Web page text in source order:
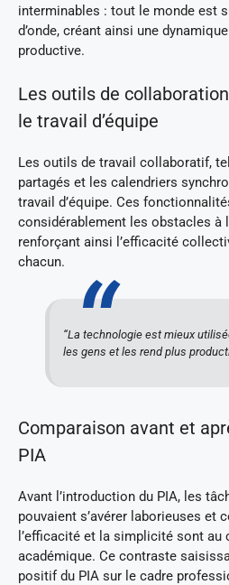
interminables : tout le monde est
d’onde, créant ainsi une
productive.
Les outils de
le travail d’équipe
Les outils de travail collaboratif,
partagés et les calendriers
travail d’équipe. Ces
considérablement les obstacles à
renforçant ainsi l’efficacité
chacun.
“La technologie est mieux
les gens et les rend plus
Comparaison avant et
PIA
Avant l’introduction du PIA, les
pouvaient s’avérer laborieuses et
l’efficacité et la simplicité sont
académique. Ce contraste
positif du PIA sur le cadre